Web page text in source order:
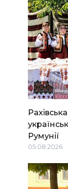
Румунії
05.08.2026